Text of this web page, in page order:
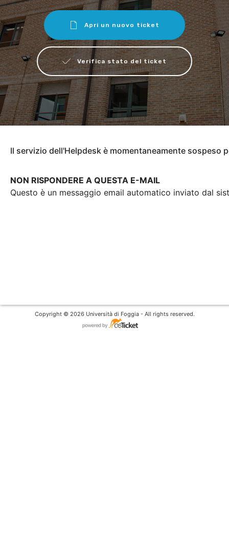
Apri un nuovo ticket
Verifica stato del ticket
Il servizio dell'Helpdesk è momentaneamente sospeso
NON RISPONDERE A QUESTA E-MAIL
Questo è un messaggio email automatico inviato dal
Copyright © 2026 Università di Foggia - All rights reserved.